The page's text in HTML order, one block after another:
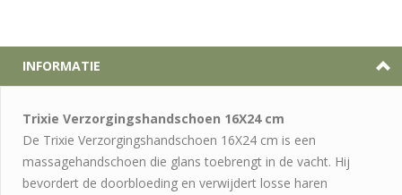
INFORMATIE
Trixie Verzorgingshandschoen 16X24 cm
De Trixie Verzorgingshandschoen 16X24 cm is een
massagehandschoen die glans toebrengt in de vacht. Hij
bevordert de doorbloeding en verwijdert losse haren